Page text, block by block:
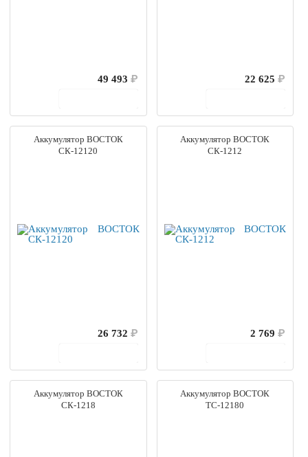
49 493₽
22 625 ₽
Аккумулятор ВОСТОК
СК-12120
26 732₽
Аккумулятор ВОСТОК
СК-1212
2 769 ₽
Аккумулятор ВОСТОК
СК-1218
Аккумулятор ВОСТОК
ТС-12180